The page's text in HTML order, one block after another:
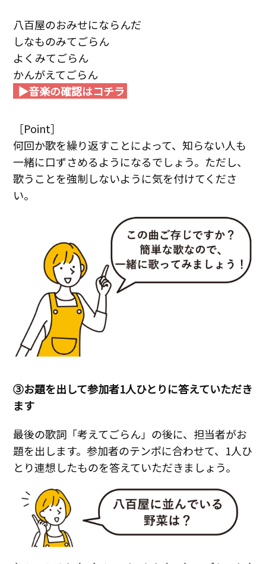
八百屋のおみせにならんだ
しなものみてごらん
よくみてごらん
かんがえてごらん
▶音楽の確認はコチラ
［Point］
何回か歌を繰り返すことによって、知らない人も
一緒に口ずさめるようになるでしょう。ただし、
歌うことを強制しないように気を付けてくださ
い。
③お題を出して参加者1人ひとりに答えていただき
ます
最後の歌詞「考えてごらん」の後に、担当者がお
題を出します。参加者のテンポに合わせて、1人ひ
とり連想したものを答えていただきましょう。